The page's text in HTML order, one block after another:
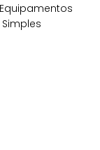
Equipamentos
Simples